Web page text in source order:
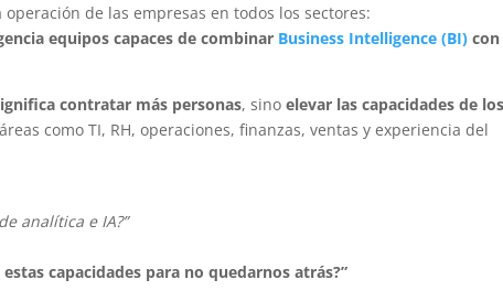
de las empresas en todos los sectores:
equipos capaces de combinar Business Intelligence (BI) con
contratar más personas, sino elevar las capacidades de los
como TI, RH, operaciones, finanzas, ventas y experiencia del
analítica e IA?”
capacidades para no quedarnos atrás?”